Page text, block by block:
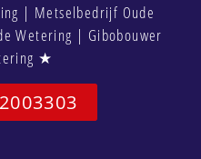
| Metselbedrijf Oude
Wetering | Gibobouwer
★